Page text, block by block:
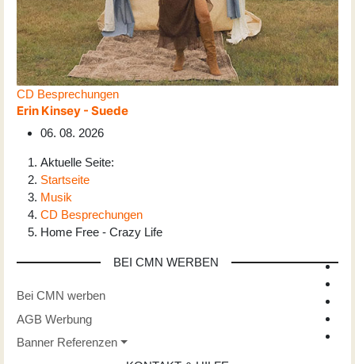
CD Besprechungen
Erin Kinsey - Suede
06. 08. 2026
Aktuelle Seite:
Startseite
Musik
CD Besprechungen
Home Free - Crazy Life
BEI CMN WERBEN
Bei CMN werben
AGB Werbung
Banner Referenzen